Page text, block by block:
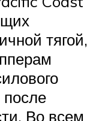
тягой,
после
Во всем